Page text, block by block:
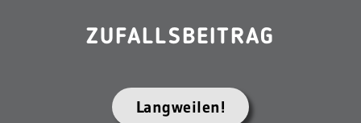
ZUFALLSBEITRAG
Langweilen!